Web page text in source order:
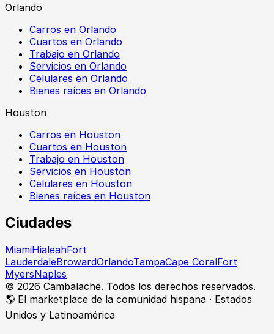
Orlando
Carros en Orlando
Cuartos en Orlando
Trabajo en Orlando
Servicios en Orlando
Celulares en Orlando
Bienes raíces en Orlando
Houston
Carros en Houston
Cuartos en Houston
Trabajo en Houston
Servicios en Houston
Celulares en Houston
Bienes raíces en Houston
Ciudades
MiamiHialeahFort
LauderdaleBrowardOrlandoTampaCape CoralFort
MyersNaples
© 2026 Cambalache. Todos los derechos reservados.
🌎 El marketplace de la comunidad hispana · Estados
Unidos y Latinoamérica